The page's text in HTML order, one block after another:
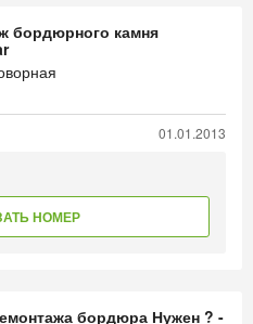
бордюрного камня
01.01.2013
НОМЕР
бордюра Нужен ? -